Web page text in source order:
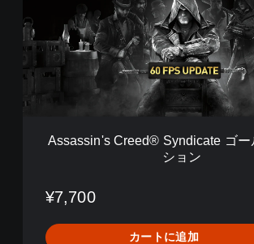
s
i
n
'
C
Assassin's Creed® Syndicate ゴー
ション
¥7,700
カートに追加